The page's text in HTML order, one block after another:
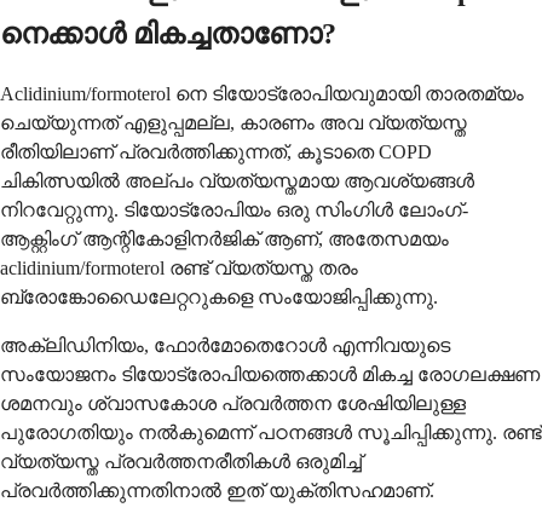
നെക്കാൾ മികച്ചതാണോ?
Aclidinium/formoterol നെ ടിയോട്രോപിയവുമായി താരതമ്യം
ചെയ്യുന്നത് എളുപ്പമല്ല, കാരണം അവ വ്യത്യസ്ത
രീതിയിലാണ് പ്രവർത്തിക്കുന്നത്, കൂടാതെ COPD
ചികിത്സയിൽ അല്പം വ്യത്യസ്തമായ ആവശ്യങ്ങൾ
നിറവേറ്റുന്നു. ടിയോട്രോപിയം ഒരു സിംഗിൾ ലോംഗ്-
ആക്റ്റിംഗ് ആന്റികോളിനർജിക് ആണ്, അതേസമയം
aclidinium/formoterol രണ്ട് വ്യത്യസ്ത തരം
ബ്രോങ്കോഡൈലേറ്ററുകളെ സംയോജിപ്പിക്കുന്നു.
അക്ലിഡിനിയം, ഫോർമോതെറോൾ എന്നിവയുടെ
സംയോജനം ടിയോട്രോപിയത്തെക്കാൾ മികച്ച രോഗലക്ഷണ
ശമനവും ശ്വാസകോശ പ്രവർത്തന ശേഷിയിലുള്ള
പുരോഗതിയും നൽകുമെന്ന് പഠനങ്ങൾ സൂചിപ്പിക്കുന്നു. രണ്ട്
വ്യത്യസ്ത പ്രവർത്തനരീതികൾ ഒരുമിച്ച്
പ്രവർത്തിക്കുന്നതിനാൽ ഇത് യുക്തിസഹമാണ്.